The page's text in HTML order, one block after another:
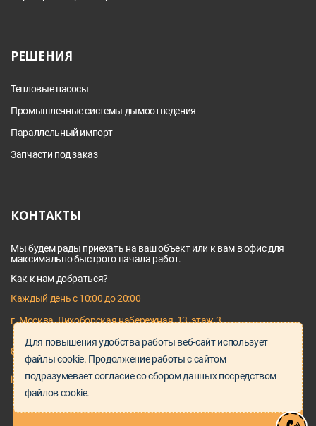
РЕШЕНИЯ
Тепловые насосы
Промышленные системы дымоотведения
Параллельный импорт
Запчасти под заказ
КОНТАКТЫ
Мы будем рады приехать на ваш объект или к вам в офис для
максимально быстрого начала работ.
Как к нам добраться?
Каждый день с 10:00 до 20:00
г. Москва, Лихоборская набережная, 13, этаж 3
8 495 128 03 64
info@proservice-klimat.ru
Для повышения удобства работы веб-сайт использует
файлы cookie. Продолжение работы с сайтом
подразумевает согласие со сбором данных посредством
файлов cookie.